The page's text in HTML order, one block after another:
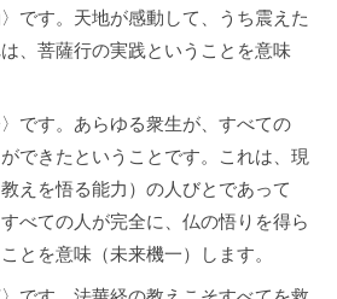
です。天地が感動して、うち震えた
、菩薩行の実践ということを意味
です。あらゆる衆生が、すべての
できたということです。これは、現
えを悟る能力）の人びとであって
べての人が完全に、仏の悟りを得ら
とを意味（未来機一）します。